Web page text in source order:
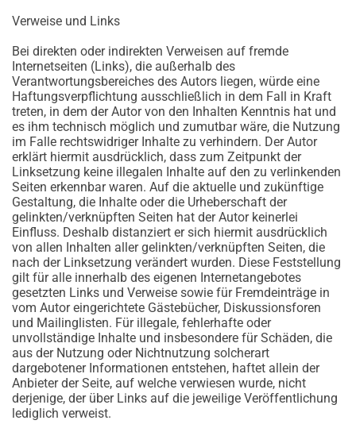
Verweise und Links
Bei direkten oder indirekten Verweisen auf fremde
Internetseiten (Links), die außerhalb des
Verantwortungsbereiches des Autors liegen, würde eine
Haftungsverpflichtung ausschließlich in dem Fall in Kraft
treten, in dem der Autor von den Inhalten Kenntnis hat und
es ihm technisch möglich und zumutbar wäre, die Nutzung
im Falle rechtswidriger Inhalte zu verhindern. Der Autor
erklärt hiermit ausdrücklich, dass zum Zeitpunkt der
Linksetzung keine illegalen Inhalte auf den zu verlinkenden
Seiten erkennbar waren. Auf die aktuelle und zukünftige
Gestaltung, die Inhalte oder die Urheberschaft der
gelinkten/verknüpften Seiten hat der Autor keinerlei
Einfluss. Deshalb distanziert er sich hiermit ausdrücklich
von allen Inhalten aller gelinkten/verknüpften Seiten, die
nach der Linksetzung verändert wurden. Diese Feststellung
gilt für alle innerhalb des eigenen Internetangebotes
gesetzten Links und Verweise sowie für Fremdeinträge in
vom Autor eingerichtete Gästebücher, Diskussionsforen
und Mailinglisten. Für illegale, fehlerhafte oder
unvollständige Inhalte und insbesondere für Schäden, die
aus der Nutzung oder Nichtnutzung solcherart
dargebotener Informationen entstehen, haftet allein der
Anbieter der Seite, auf welche verwiesen wurde, nicht
derjenige, der über Links auf die jeweilige Veröffentlichung
lediglich verweist.